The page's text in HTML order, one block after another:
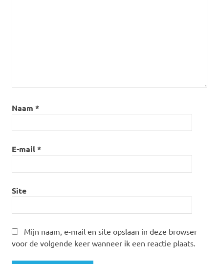
Naam *
E-mail*
Site
Mijn naam, e-mail en site opslaan in deze browser
voor de volgende keer wanneer ik een reactie plaats.